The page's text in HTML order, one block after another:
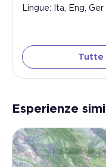
Lingue: Ita, Eng, Ger
Tutte
Esperienze